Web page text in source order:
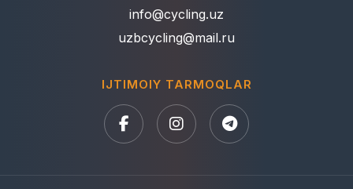
info@cycling.uz
uzbcycling@mail.ru
IJTIMOIY TARMOQLAR